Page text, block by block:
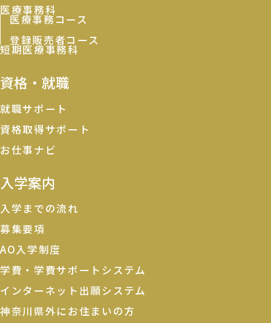
医療事務科
医療事務コース
登録販売者コース
短期医療事務科
資格・就職
就職サポート
資格取得サポート
お仕事ナビ
入学案内
入学までの流れ
募集要項
AO入学制度
学費・学費サポートシステム
インターネット出願システム
神奈川県外にお住まいの方